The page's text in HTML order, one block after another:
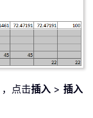
点击插入 > 插入